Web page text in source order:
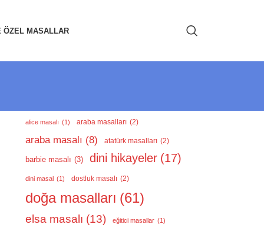
ÖZEL MASALLAR
alice masalı (1) araba masalları (2)
araba masalı (8) atatürk masalları (2)
barbie masalı (3) dini hikayeler (17)
dini masal (1) dostluk masalı (2)
doğa masalları (61)
elsa masalı (13) eğitici masallar (1)